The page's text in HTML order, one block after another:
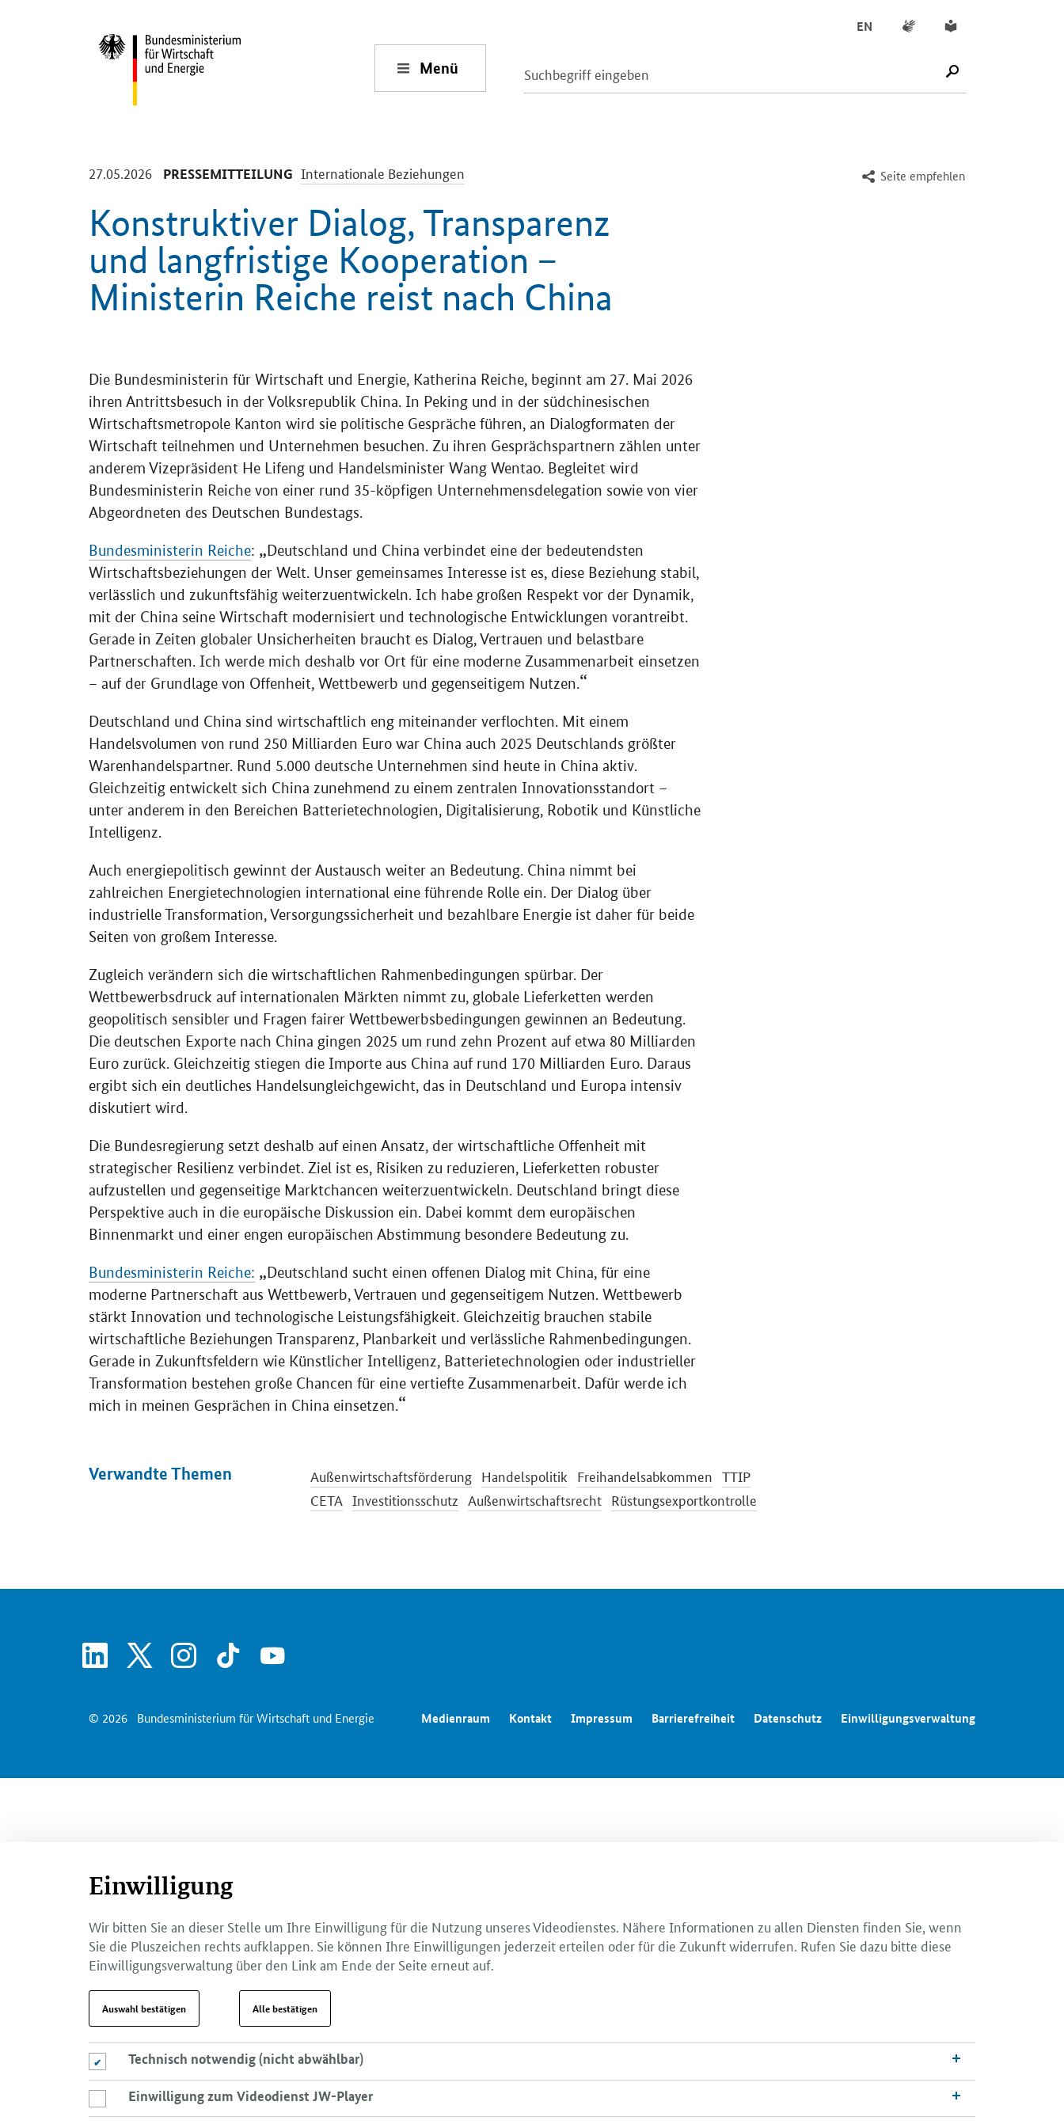
Menü SUCHE STARTEN
EN Gebärdensprache
Leichte Sprache
Seite empfehlen
27.05.2026 -
PRESSEMITTEILUNG -
Internationale Beziehungen
Konstruktiver Dialog, Transparenz
und langfristige Kooperation –
Ministerin Reiche reist nach China
Die Bundesministerin für Wirtschaft und Energie, Katherina Reiche, beginnt am 27. Mai 2026
ihren Antrittsbesuch in der Volksrepublik China. In Peking und in der südchinesischen
Wirtschaftsmetropole Kanton wird sie politische Gespräche führen, an Dialogformaten der
Wirtschaft teilnehmen und Unternehmen besuchen. Zu ihren Gesprächspartnern zählen unter
anderem Vizepräsident He Lifeng und Handelsminister Wang Wentao. Begleitet wird
Bundesministerin Reiche von einer rund 35-köpfigen Unternehmensdelegation sowie von vier
Abgeordneten des Deutschen Bundestags.
Bundesministerin Reiche:
Deutschland und China verbindet eine der bedeutendsten
Wirtschaftsbeziehungen der Welt. Unser gemeinsames Interesse ist es, diese Beziehung stabil,
verlässlich und zukunftsfähig weiterzuentwickeln. Ich habe großen Respekt vor der Dynamik,
mit der China seine Wirtschaft modernisiert und technologische Entwicklungen vorantreibt.
Gerade in Zeiten globaler Unsicherheiten braucht es Dialog, Vertrauen und belastbare
Partnerschaften. Ich werde mich deshalb vor Ort für eine moderne Zusammenarbeit einsetzen
– auf der Grundlage von Offenheit, Wettbewerb und gegenseitigem Nutzen.
Deutschland und China sind wirtschaftlich eng miteinander verflochten. Mit einem
Handelsvolumen von rund 250 Milliarden Euro war China auch 2025 Deutschlands größter
Warenhandelspartner. Rund 5.000 deutsche Unternehmen sind heute in China aktiv.
Gleichzeitig entwickelt sich China zunehmend zu einem zentralen Innovationsstandort –
unter anderem in den Bereichen Batterietechnologien, Digitalisierung, Robotik und Künstliche
Intelligenz.
Auch energiepolitisch gewinnt der Austausch weiter an Bedeutung. China nimmt bei
zahlreichen Energietechnologien international eine führende Rolle ein. Der Dialog über
industrielle Transformation, Versorgungssicherheit und bezahlbare Energie ist daher für beide
Seiten von großem Interesse.
Zugleich verändern sich die wirtschaftlichen Rahmenbedingungen spürbar. Der
Wettbewerbsdruck auf internationalen Märkten nimmt zu, globale Lieferketten werden
geopolitisch sensibler und Fragen fairer Wettbewerbsbedingungen gewinnen an Bedeutung.
Die deutschen Exporte nach China gingen 2025 um rund zehn Prozent auf etwa 80 Milliarden
Euro zurück. Gleichzeitig stiegen die Importe aus China auf rund 170 Milliarden Euro. Daraus
ergibt sich ein deutliches Handelsungleichgewicht, das in Deutschland und Europa intensiv
diskutiert wird.
Die Bundesregierung setzt deshalb auf einen Ansatz, der wirtschaftliche Offenheit mit
strategischer Resilienz verbindet. Ziel ist es, Risiken zu reduzieren, Lieferketten robuster
aufzustellen und gegenseitige Marktchancen weiterzuentwickeln. Deutschland bringt diese
Perspektive auch in die europäische Diskussion ein. Dabei kommt dem europäischen
Binnenmarkt und einer engen europäischen Abstimmung besondere Bedeutung zu.
Bundesministerin Reiche:
Deutschland sucht einen offenen Dialog mit China, für eine
moderne Partnerschaft aus Wettbewerb, Vertrauen und gegenseitigem Nutzen. Wettbewerb
stärkt Innovation und technologische Leistungsfähigkeit. Gleichzeitig brauchen stabile
wirtschaftliche Beziehungen Transparenz, Planbarkeit und verlässliche Rahmenbedingungen.
Gerade in Zukunftsfeldern wie Künstlicher Intelligenz, Batterietechnologien oder industrieller
Transformation bestehen große Chancen für eine vertiefte Zusammenarbeit. Dafür werde ich
mich in meinen Gesprächen in China einsetzen.
Verwandte Themen Außenwirtschaftsförderung Handelspolitik Freihandelsabkommen TTIP
CETA Investitionsschutz Außenwirtschaftsrecht Rüstungsexportkontrolle
linkedin instagram tiktok youtube
© 2026 Bundesministerium für Wirtschaft und Energie Medienraum Kontakt Impressum Barrierefreiheit Datenschutz Einwilligungsverwaltung
Einwilligung
Wir bitten Sie an dieser Stelle um Ihre Einwilligung für die Nutzung unseres Videodienstes. Nähere Informationen zu allen Diensten finden Sie, wenn
Sie die Pluszeichen rechts aufklappen. Sie können Ihre Einwilligungen jederzeit erteilen oder für die Zukunft widerrufen. Rufen Sie dazu bitte diese
Einwilligungsverwaltung über den Link am Ende der Seite erneut auf.
Auswahl bestätigen Alle bestätigen
Technisch notwendig (nicht abwählbar)
Technisch notwendig (nicht abwählbar)
Einwilligung zum Videodienst JW-Player
Einwilligung zum Videodienst JW-Player